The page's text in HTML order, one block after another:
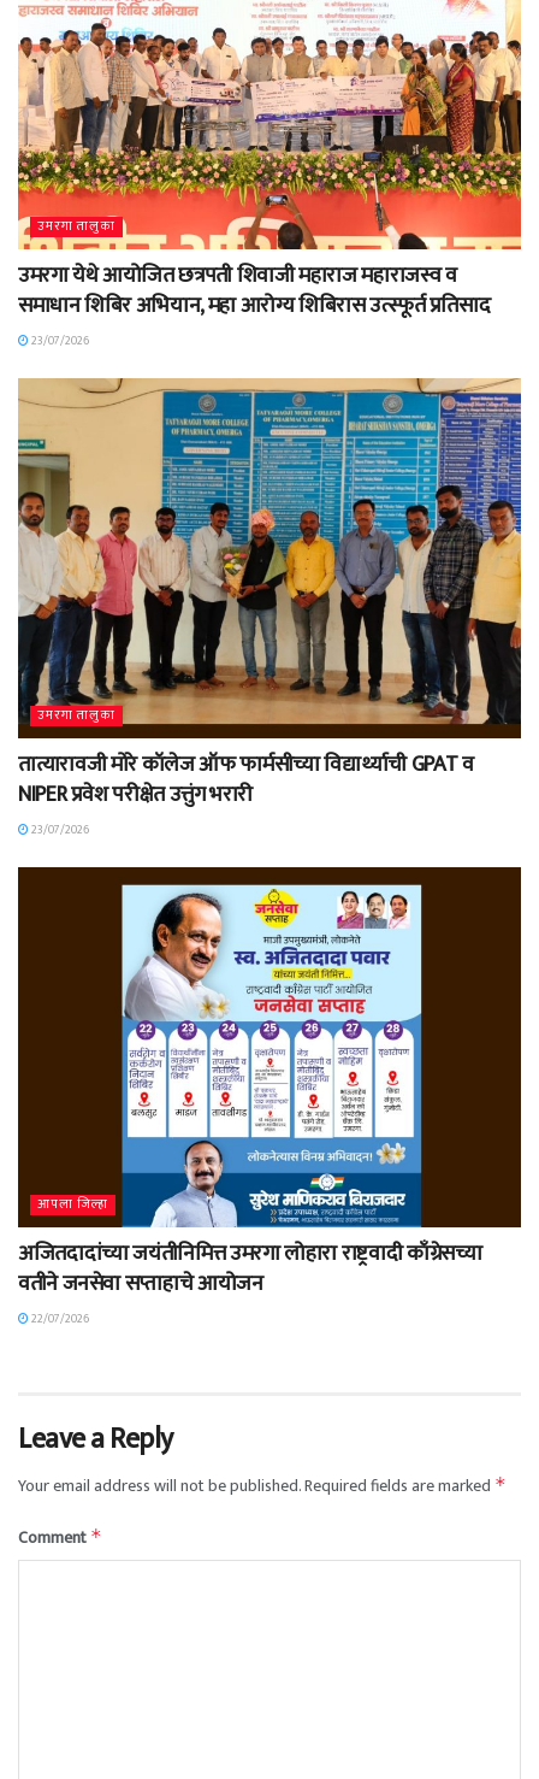
उमरगा तालुका
उमरगा येथे आयोजित छत्रपती शिवाजी महाराज महाराजस्व व
समाधान शिबिर अभियान, महा आरोग्य शिबिरास उत्स्फूर्त प्रतिसाद
23/07/2026
उमरगा तालुका
तात्यारावजी मोरे कॉलेज ऑफ फार्मसीच्या विद्यार्थ्याची GPAT व
NIPER प्रवेश परीक्षेत उत्तुंग भरारी
23/07/2026
आपला जिल्हा
अजितदादांच्या जयंतीनिमित्त उमरगा लोहारा राष्ट्रवादी काँग्रेसच्या
वतीने जनसेवा सप्ताहाचे आयोजन
22/07/2026
Leave a Reply
Your email address will not be published.Required fields are marked *
Comment *